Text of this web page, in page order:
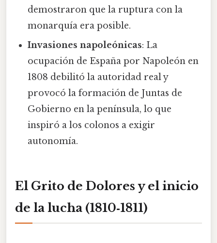
demostraron que la ruptura con la
monarquía era posible.
Invasiones napoleónicas: La
ocupación de España por Napoleón en
1808 debilitó la autoridad real y
provocó la formación de Juntas de
Gobierno en la península, lo que
inspiró a los colonos a exigir
autonomía.
El Grito de Dolores y el inicio
de la lucha (1810‑1811)